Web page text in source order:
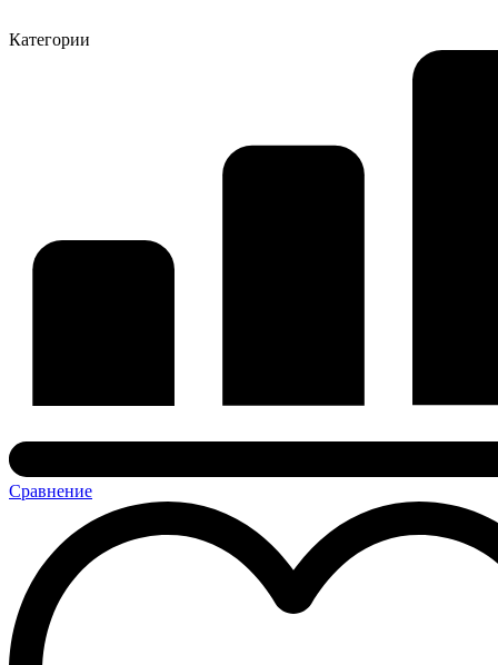
Категории
Сравнение